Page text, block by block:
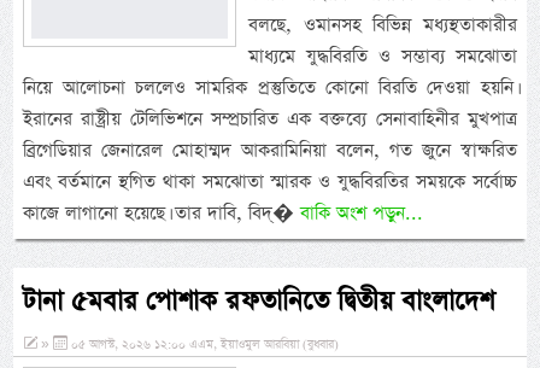
বলছে, ওমানসহ বিভিন্ন মধ্যস্থতাকারীর
মাধ্যমে যুদ্ধবিরতি ও সম্ভাব্য সমঝোতা
নিয়ে আলোচনা চললেও সামরিক প্রস্তুতিতে কোনো বিরতি দেওয়া হয়নি।
ইরানের রাষ্ট্রীয় টেলিভিশনে সম্প্রচারিত এক বক্তব্যে সেনাবাহিনীর মুখপাত্র
ব্রিগেডিয়ার জেনারেল মোহাম্মদ আকরামিনিয়া বলেন, গত জুনে স্বাক্ষরিত
এবং বর্তমানে স্থগিত থাকা সমঝোতা স্মারক ও যুদ্ধবিরতির সময়কে সর্বোচ্চ
কাজে লাগানো হয়েছে। তার দাবি, বিদ্�বাকি অংশ পড়ুন...
টানা ৫মবার পোশাক রফতানিতে দ্বিতীয় বাংলাদেশ
» ০৫ আগস্ট, ২০২৬ ১২:০০ এএম, ইয়াওমুল আরবিয়া (বুধবার)